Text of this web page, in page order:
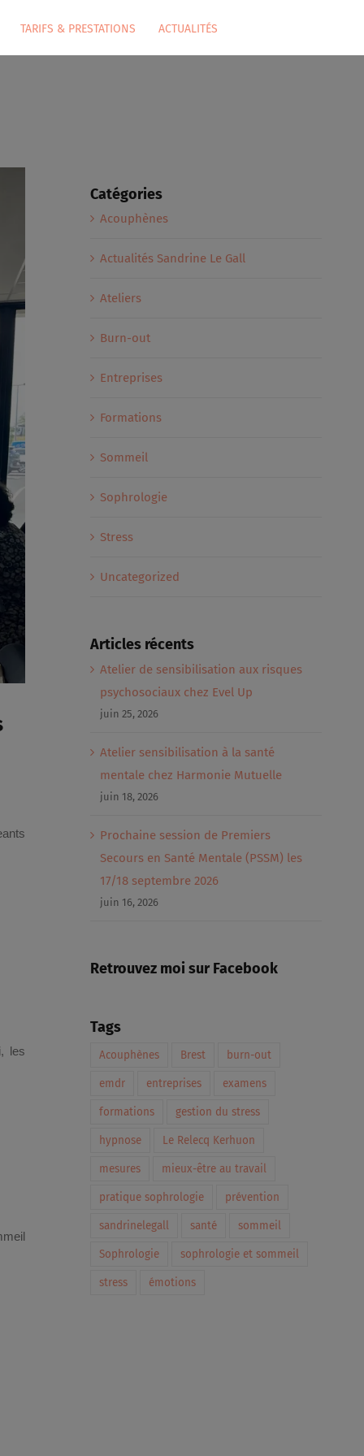
TARIFS & PRESTATIONS ACTUALITÉS
les
Catégories
Acouphènes
Actualités Sandrine Le Gall
Ateliers
Burn-out
Entreprises
Formations
Sommeil
Sophrologie
Stress
Uncategorized
Articles récents
Atelier de sensibilisation aux risques
psychosociaux chez Evel Up
juin 25, 2026
Atelier sensibilisation à la santé
mentale chez Harmonie Mutuelle
juin 18, 2026
Prochaine session de Premiers
Secours en Santé Mentale (PSSM) les
17/18 septembre 2026
juin 16, 2026
Retrouvez moi sur Facebook
Tags
Acouphènes Brest burn-out
emdr entreprises examens
formations gestion du stress
hypnose Le Relecq Kerhuon
mesures mieux-être au travail
pratique sophrologie prévention
sandrinelegall santé sommeil
Sophrologie sophrologie et sommeil
stress émotions